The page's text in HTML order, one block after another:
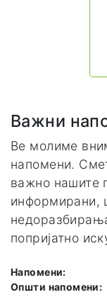
Важни
Ве молиме
напомени.
важно нашите
информирани,
попријатно
Напомени:
Општи напомени: